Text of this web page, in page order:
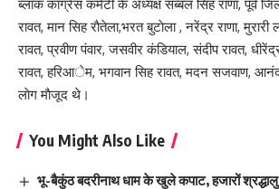
ब्लाक कांग्रेस कमेटी के अध्यक्ष सब्बल सिह राणा, पूर्व
रावत, मान सिह राैतेला,भरत बुटाेला , नरेंद्र राणा,
रावत, प्रवीण पंवार, जसवीर कंडियाल, संदीप रावत,
रावत, हरिआेम, भगवान सिह रावत, मदन सजवाण,
लाेग माैजूद थे।
You Might Also Like
भू-बैकुंठ बदरीनाथ धाम के खुले कपाट, हजारों